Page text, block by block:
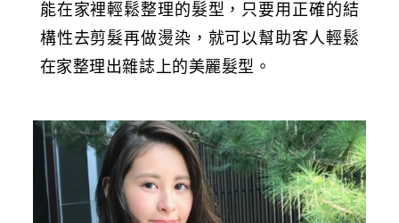
能在家裡輕鬆整理的髮型，只要用正確的結
構性去剪髮再做燙染，就可以幫助客人輕鬆
在家整理出雜誌上的美麗髮型。